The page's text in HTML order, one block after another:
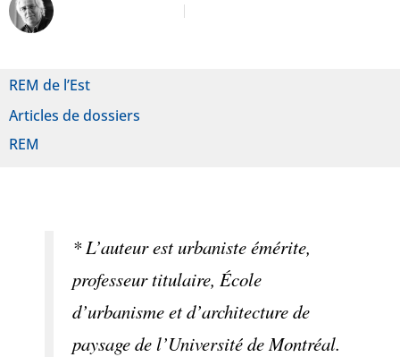
REM de l’Est
Articles de dossiers
REM
* L’auteur est urbaniste émérite,
professeur titulaire, École
d’urbanisme et d’architecture de
paysage de l’Université de Montréal.